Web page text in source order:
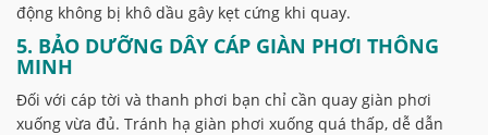
động không bị khô dầu gây kẹt cứng khi quay.
5. BẢO DƯỠNG DÂY CÁP GIÀN PHƠI THÔNG
MINH
Đối với cáp tời và thanh phơi bạn chỉ cần quay giàn phơi
xuống vừa đủ. Tránh hạ giàn phơi xuống quá thấp, dễ dẫn